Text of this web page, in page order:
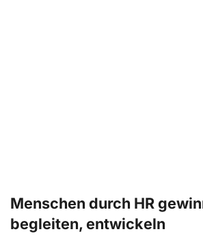
Menschen durch HR
begleiten, entwickeln